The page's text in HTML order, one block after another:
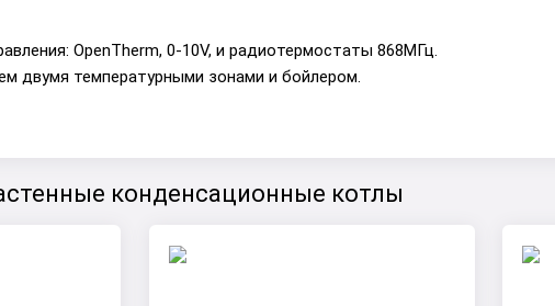
OpenTherm, 0-10V, и радиотермостаты 868МГц.
двумя температурными зонами и бойлером.
конденсационные котлы